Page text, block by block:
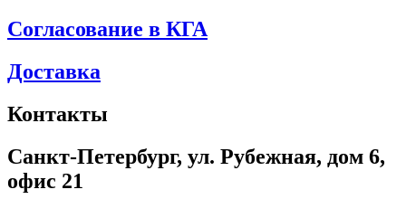
Согласование в КГА
Доставка
Контакты
Санкт-Петербург, ул. Рубежная, дом 6,
офис 21